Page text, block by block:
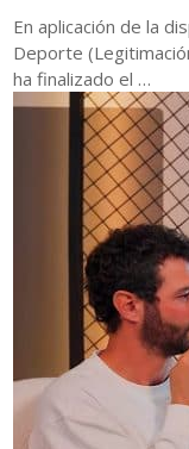
En aplicación de la
Deporte
ha finalizado el …